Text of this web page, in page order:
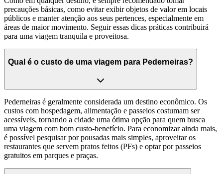
precauções básicas, como evitar exibir objetos de valor em locais
públicos e manter atenção aos seus pertences, especialmente em
áreas de maior movimento. Seguir essas dicas práticas contribuirá
para uma viagem tranquila e proveitosa.
Qual é o custo de uma viagem para Pederneiras?
Pederneiras é geralmente considerada um destino econômico. Os
custos com hospedagem, alimentação e passeios costumam ser
acessíveis, tornando a cidade uma ótima opção para quem busca
uma viagem com bom custo-benefício. Para economizar ainda mais,
é possível pesquisar por pousadas mais simples, aproveitar os
restaurantes que servem pratos feitos (PFs) e optar por passeios
gratuitos em parques e praças.